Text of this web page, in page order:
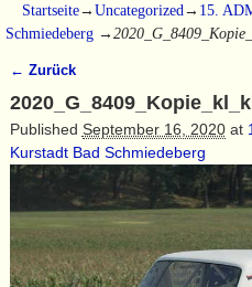
Startseite→ Uncategorized → 15.
Schmiedeberg →
← Zurück
Published September 16, 2020at
Kurstadt Bad Schmiedeberg